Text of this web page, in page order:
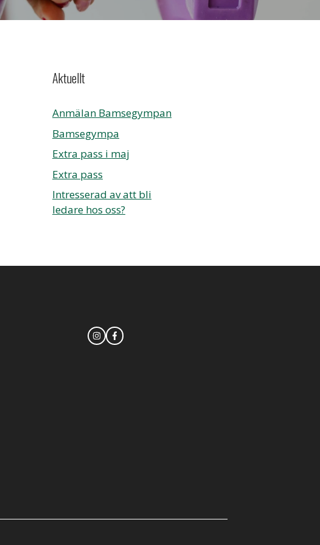
Aktuellt
Anmälan Bamsegympan
Bamsegympa
Extra pass i maj
Extra pass
Intresserad av att bli
ledare hos oss?